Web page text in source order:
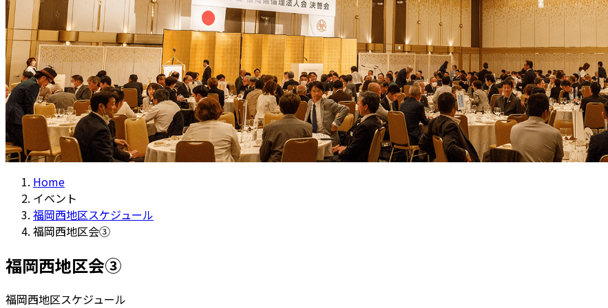
Home
イベント
福岡西地区スケジュール
福岡西地区会③
福岡西地区会③
福岡西地区スケジュール